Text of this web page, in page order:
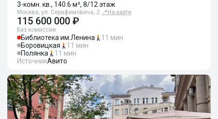
3-комн. кв., 140.6 м², 8/12 этаж
Москва, ул. Серафимовича, 2 📍 На карте
115 600 000 ₽
Без комиссии
Библиотека им.Ленина
11 мин
Боровицкая
11 мин
Полянка
11 мин
ИсточникАвито